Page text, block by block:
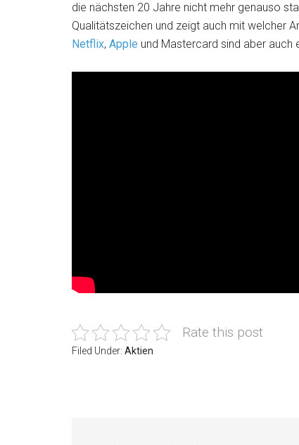
die nächsten 20 Jahre nicht mehr genauso
Qualitätszeichen und zeigt auch mit welcher
Netflix, Apple und Mastercard sind aber auch
Rate this post
Filed Under: Aktien